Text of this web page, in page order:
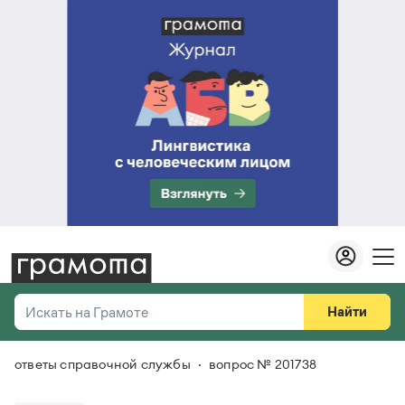
Искать на Грамоте
Справочная служба
Найти
Везде
ответы справочной службы вопрос № 201738